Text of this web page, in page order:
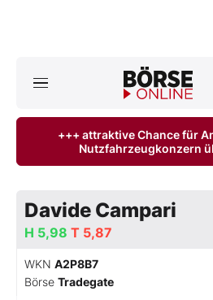
ktuelle Ausgabe
Finanz-Check
Abo & Shop
+++ attraktive Chance für
Nutzfahrzeugkonzern
Davide Campari
H 5,98 T 5,87
WKN A2P8B7
Börse Tradegate